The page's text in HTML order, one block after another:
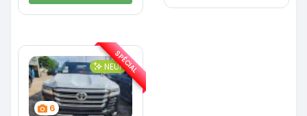
6
NEUFSPÉCIAL